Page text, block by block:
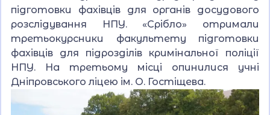
підготовки фахівців для органів досудового
розслідування НПУ. «Срібло» отримали
третьокурсники факультету підготовки
фахівців для підрозділів кримінальної поліції
НПУ. На третьому місці опинилися учні
Дніпровського ліцею ім. О. Гостіщева.